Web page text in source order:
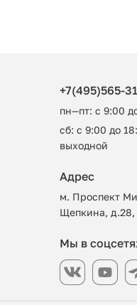
+7(495)565-
пн—пт: с 9:00
сб: с 9:00 до
выходной
Адрес
м. Проспект
Щепкина, д.28,
Мы в